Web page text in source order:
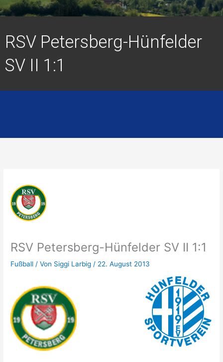
RSV Petersberg-Hünfelder
SV II 1:1
RSV Petersberg-Hünfelder SV II 1:1
Fußball / Von Siggi Larbig / 22. August 2013